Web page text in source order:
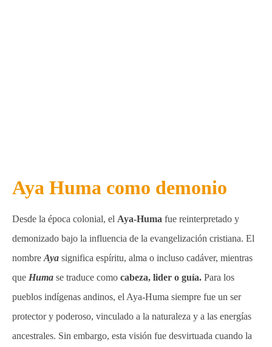
Aya Huma como demonio
Desde la época colonial, el Aya-Huma fue reinterpretado y
demonizado bajo la influencia de la evangelización cristiana. El
nombre Aya significa espíritu, alma o incluso cadáver, mientras
que Huma se traduce como cabeza, lider o guía. Para los
pueblos indígenas andinos, el Aya-Huma siempre fue un ser
protector y poderoso, vinculado a la naturaleza y a las energías
ancestrales. Sin embargo, esta visión fue desvirtuada cuando la